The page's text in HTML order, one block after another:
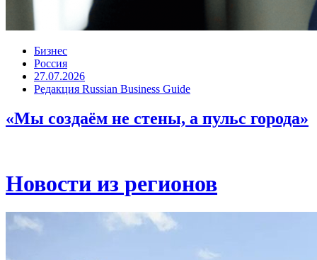
Бизнес
Россия
27.07.2026
Редакция Russian Business Guide
«Мы создаём не стены, а пульс города»
Новости из регионов